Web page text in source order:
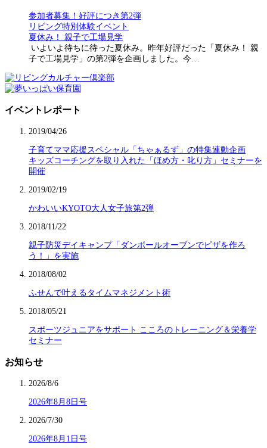
参加者募集！好評につき第2弾
リビング特別体験イベント
夏休み！ 親子で工場見学
いよいよ待ちに待った夏休み。昨年好評だった「夏休み！ 親
子で工場見学」の第2弾を企画しました。今…
イベントレポート
2019/04/26
子育てママ応援スペシャル「ちゃぁるず」の特集連動企画
キッズコーチングを取り入れた「ほめ方・叱り方」セミナーを
開催
2019/02/19
かわいいKYOTO大人女子旅第2弾
2018/11/22
親子防災デイキャンプ「ダンボールオーブンでピザを作ろ
う！」を実施
2018/08/02
ふせんで叶えるタイムマネジメント術
2018/05/21
スポーツジュニアをサポート こころのトレーニング＆栄養学
セミナー
お知らせ
2026/8/6
2026年8月8日号
2026/7/30
2026年8月1日号